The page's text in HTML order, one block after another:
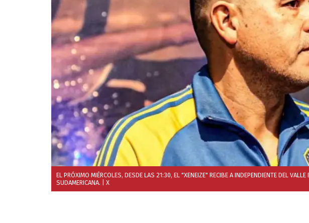
EL PRÓXIMO MIÉRCOLES, DESDE LAS 21:30, EL "XENEIZE" RECIBE A INDEPENDIENTE DEL
SUDAMERICANA.
| X